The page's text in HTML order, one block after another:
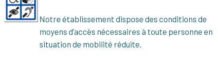
Notre établissement dispose des conditions de
moyens d’accès nécessaires à toute personne en
situation de mobilité réduite.